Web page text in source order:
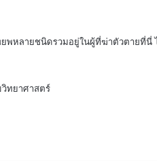
พหลายชนิดรวมอยู่ในผู้ที่ฆ่าตัวตายที่นี่
ทยาศาสตร์